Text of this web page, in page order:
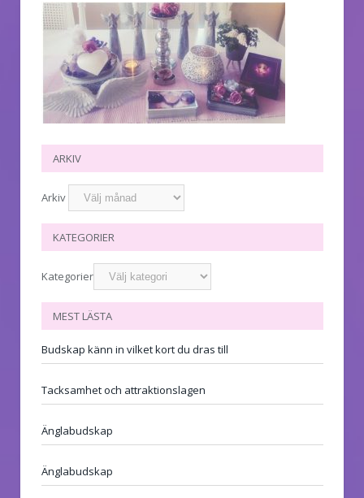
ARKIV
Arkiv
KATEGORIER
Kategorier
MEST LÄSTA
Budskap känn in vilket kort du dras till
Tacksamhet och attraktionslagen
Änglabudskap
Änglabudskap